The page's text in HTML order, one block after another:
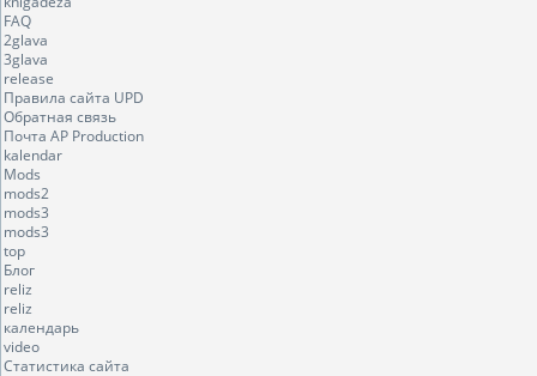
FAQ
2glava
3glava
release
Правила сайта UPD
Обратная связь
Почта AP Production
kalendar
Mods
mods2
mods3
mods3
top
Блог
reliz
reliz
календарь
video
Статистика сайта